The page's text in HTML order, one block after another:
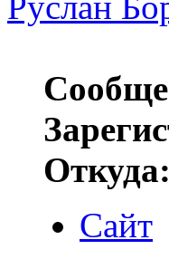
Откуда:
Сайт